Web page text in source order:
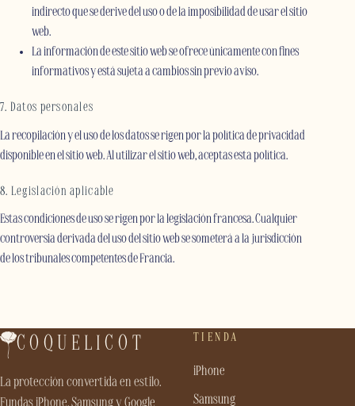
indirecto que se derive del uso o de la imposibilidad de usar el sitio
web.
La información de este sitio web se ofrece únicamente con fines
informativos y está sujeta a cambios sin previo aviso.
7. Datos personales
La recopilación y el uso de los datos se rigen por la política de privacidad
disponible en el sitio web. Al utilizar el sitio web, aceptas esta política.
8. Legislación aplicable
Estas condiciones de uso se rigen por la legislación francesa. Cualquier
controversia derivada del uso del sitio web se someterá a la jurisdicción
de los tribunales competentes de Francia.
COQUELICOT
La protección convertida en estilo.
TIENDA
iPhone
Samsung